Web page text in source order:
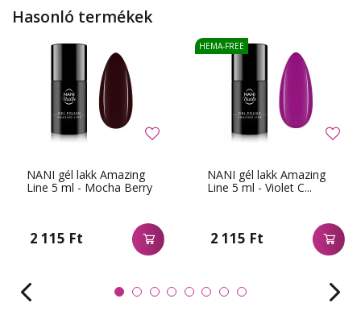
Hasonló termékek
NANI gél lakk Amazing
Line 5 ml - Mocha Berry
2 115 Ft
NANI gél lakk Amazing
Line 5 ml - Violet C...
2 115 Ft
HEMA-FREE